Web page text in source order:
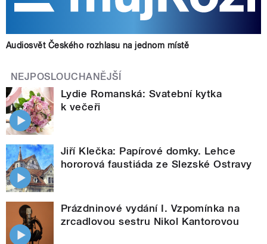
Audiosvět Českého rozhlasu na jednom místě
NEJPOSLOUCHANĚJŠÍ
Lydie Romanská: Svatební kytka
k večeři
Jiří Klečka: Papírové domky. Lehce
hororová faustiáda ze Slezské Ostravy
Prázdninové vydání I. Vzpomínka na
zrcadlovou sestru Nikol Kantorovou